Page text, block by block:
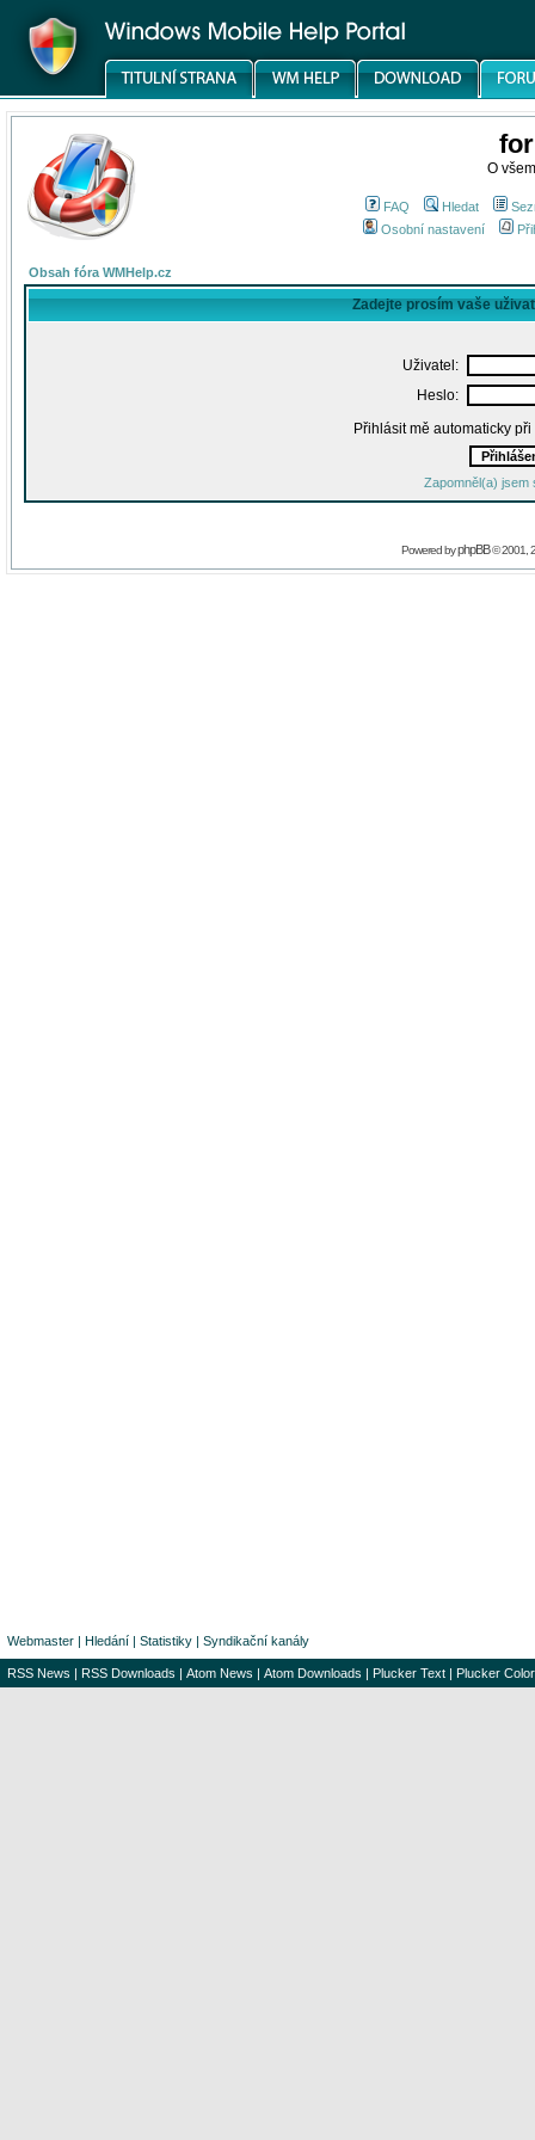
O
FAQ Hledat
Osobní nastavení
Obsah fóra WMHelp.cz
Zadejte prosím vaše
Uživatel:
Heslo:
Přihlásit mě automaticky
Zapomněl(a) jsem
Powered byphpBB© 2001,
Webmaster | Hledání | Statistiky | Syndikační kanály
RSS News | RSS Downloads | Atom News | Atom Downloads | Plucker Text | Plucker Color